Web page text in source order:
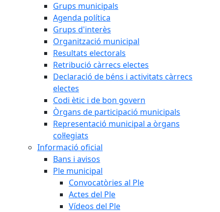
Grups municipals
Agenda política
Grups d'interès
Organització municipal
Resultats electorals
Retribució càrrecs electes
Declaració de béns i activitats càrrecs
electes
Codi ètic i de bon govern
Òrgans de participació municipals
Representació municipal a òrgans
col·legiats
Informació oficial
Bans i avisos
Ple municipal
Convocatòries al Ple
Actes del Ple
Vídeos del Ple